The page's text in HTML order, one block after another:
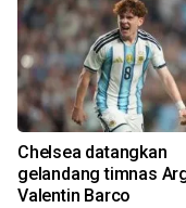
Chelsea datangkan
gelandang timnas
Valentin Barco